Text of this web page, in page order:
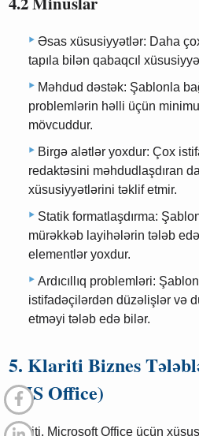
Əsas xüsusiyyətlər: Daha
tapıla bilən qabaqcıl
Məhdud dəstək: Şablonla
problemlərin həlli üçün
mövcuddur.
Birgə alətlər yoxdur: Çox
redaktəsini məhdudlaşdıran
xüsusiyyətlərini təklif etmir.
Statik formatlaşdırma:
mürəkkəb layihələrin tələb
elementlər yoxdur.
Ardıcıllıq problemləri:
istifadəçilərdən düzəlişlər və
etməyi tələb edə bilər.
5. Klariti Biznes
(MS Office)
Klariti, Microsoft Office üçün